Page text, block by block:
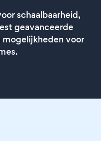
schaalbaarheid,
geavanceerde
voor